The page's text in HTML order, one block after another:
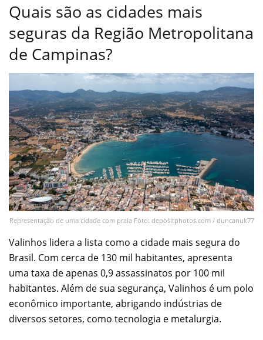
Quais são as cidades mais
seguras da Região Metropolitana
de Campinas?
Representação de uma cidade com praia Foto: depositphotos.com / duncanuk77
Valinhos lidera a lista como a cidade mais segura do
Brasil. Com cerca de 130 mil habitantes, apresenta
uma taxa de apenas 0,9 assassinatos por 100 mil
habitantes. Além de sua segurança, Valinhos é um polo
econômico importante, abrigando indústrias de
diversos setores, como tecnologia e metalurgia.